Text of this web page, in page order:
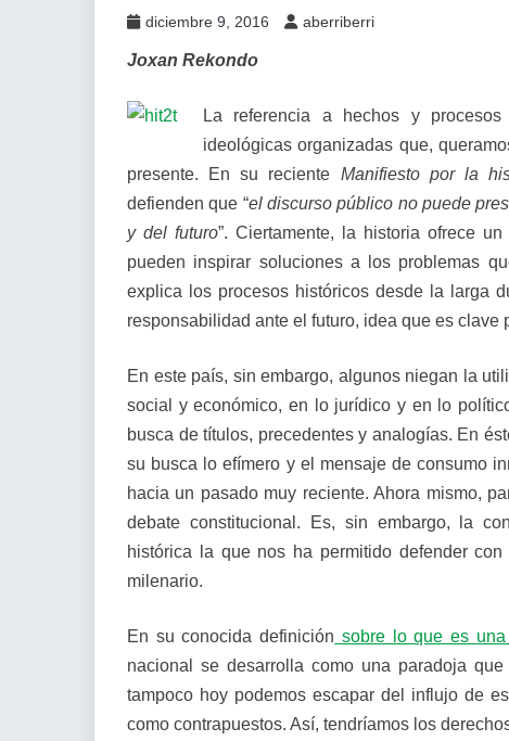
diciembre 9, 2016 aberriberri
Joxan Rekondo
La referencia a hechos y
ideológicas organizadas que,
presente. En su reciente Manifiesto por la
defienden que “el discurso público no puede
y del futuro”. Ciertamente, la historia ofrece
pueden inspirar soluciones a los problemas
explica los procesos históricos desde la larga
responsabilidad ante el futuro, idea que es
En este país, sin embargo, algunos niegan la
social y económico, en lo jurídico y en lo
busca de títulos, precedentes y analogías. En
su busca lo efímero y el mensaje de consumo
hacia un pasado muy reciente. Ahora mismo,
debate constitucional. Es, sin embargo, la
histórica la que nos ha permitido defender
milenario.
En su conocida definición sobre lo que es
nacional se desarrolla como una paradoja
tampoco hoy podemos escapar del influjo de
como contrapuestos. Así, tendríamos los